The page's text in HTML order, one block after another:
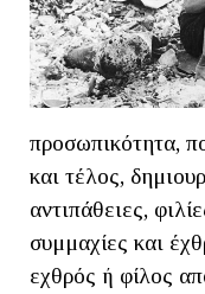
προσωπικότητα,
και τέλος,
αντιπάθειες,
συμμαχίες και
εχθρός ή φίλος